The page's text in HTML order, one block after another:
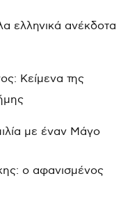
ελληνικά ανέκδοτα
Κείμενα της
με έναν Μάγο
ο αφανισμένος